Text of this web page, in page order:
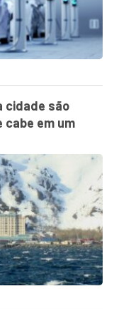
cidade são
cabe em um